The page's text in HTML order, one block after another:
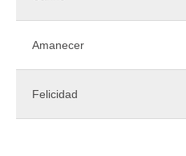
Amanecer
Felicidad